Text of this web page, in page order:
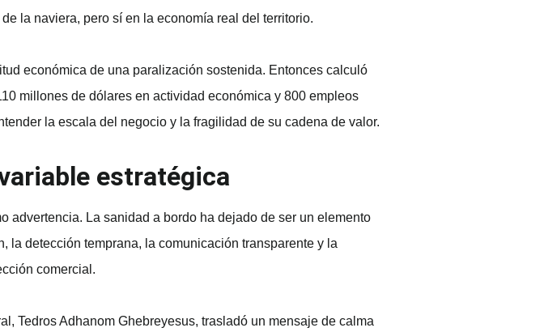
la naviera, pero sí en la economía real del territorio.
económica de una paralización sostenida. Entonces calculó
millones de dólares en actividad económica y 800 empleos
la escala del negocio y la fragilidad de su cadena de valor.
estratégica
advertencia. La sanidad a bordo ha dejado de ser un elemento
la detección temprana, la comunicación transparente y la
comercial.
Tedros Adhanom Ghebreyesus, trasladó un mensaje de calma